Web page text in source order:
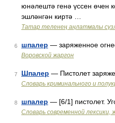
юнәлештә генә үссен өчен
эшләнгән киртә …
Татар теленең аңлатмалы
6 шпалер — заряженное
Воровской жаргон
7 Шпалер — Пистолет
Словарь криминального и
8 шпалер — [6/1] пистолет.
Cловарь современной лексики,